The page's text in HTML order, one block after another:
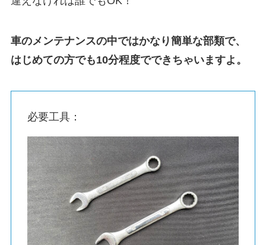
車のメンテナンスの中ではかなり簡単な部類で、
はじめての方でも10分程度でできちゃいますよ。
必要工具：